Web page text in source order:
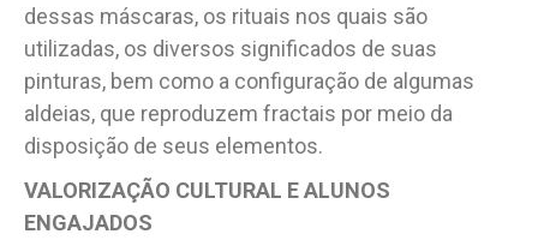
dessas máscaras, os rituais nos quais são
utilizadas, os diversos significados de suas
pinturas, bem como a configuração de algumas
aldeias, que reproduzem fractais por meio da
disposição de seus elementos.
VALORIZAÇÃO CULTURAL E ALUNOS
ENGAJADOS